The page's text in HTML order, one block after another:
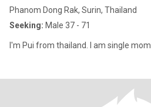
Phanom Dong Rak, Surin, Thailand
Seeking: Male 37 - 71
I'm Pui from thailand. I am single mom